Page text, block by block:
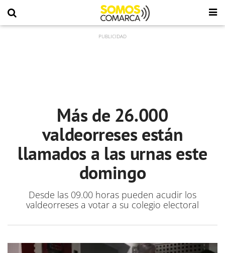
Más de 26.000
valdeorreses están
llamados a las urnas este
domingo
Desde las 09.00 horas pueden acudir los
valdeorreses a votar a su colegio electoral